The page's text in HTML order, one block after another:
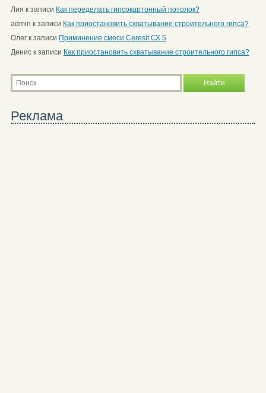
Лия к записи Как переделать гипсокартонный потолок?
admin к записи Как приостановить схватывание строительного гипса?
Олегк записи Приминение смеси Ceresit СХ 5
Дениск записи Как приостановить схватывание строительного гипса?
Реклама